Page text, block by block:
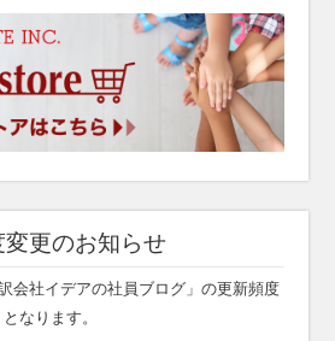
更のお知らせ
会社イデアの社員ブログ」の更新頻度
なります。